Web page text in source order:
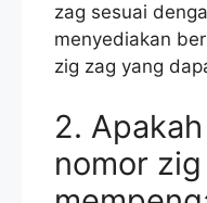
zag sesuai
menyediakan
zig zag yang
2.
nomor